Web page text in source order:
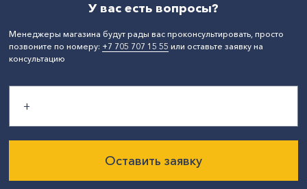
У вас есть вопросы?
Менеджеры магазина будут рады вас проконсультировать, просто
позвоните по номеру: +7 705 707 15 55 или оставьте заявку на
консультацию
Оставить заявку